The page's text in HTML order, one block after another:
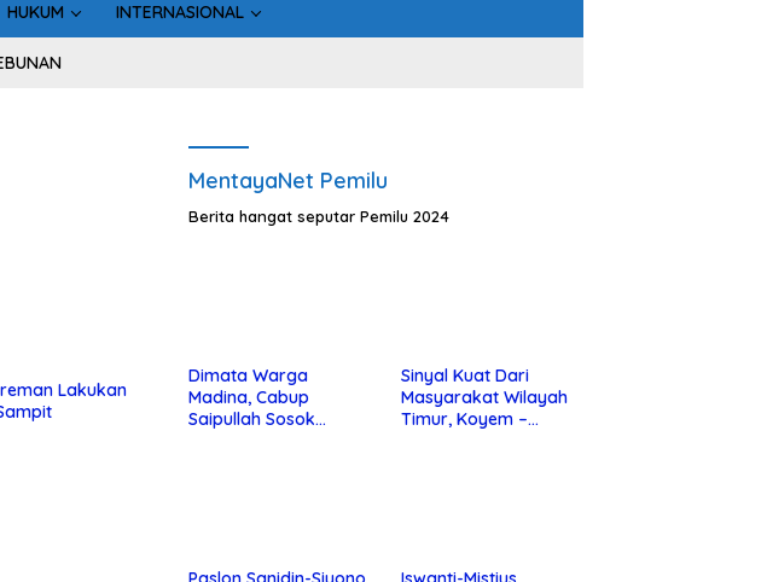
HUKUM INTERNASIONAL
Lakukan
MentayaNet Pemilu
Berita hangat seputar Pemilu 2024
Dimata Warga
Madina, Cabup
Saipullah Sosok
Sinyal Kuat Dari
Masyarakat Wilayah
Timur, Koyem –